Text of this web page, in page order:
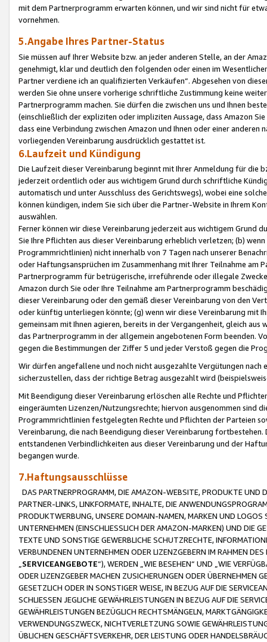
mit dem Partnerprogramm erwarten können, und wir sind nicht für
vornehmen.
5.Angabe Ihres Partner-Status
Sie müssen auf Ihrer Website bzw. an jeder anderen Stelle, an der
genehmigt, klar und deutlich den folgenden oder einen im
Partner verdiene ich an qualifizierten Verkäufen“. Abgesehen von
werden Sie ohne unsere vorherige schriftliche Zustimmung keine
Partnerprogramm machen. Sie dürfen die zwischen uns und Ihnen
(einschließlich der expliziten oder impliziten Aussage, dass Amazon
dass eine Verbindung zwischen Amazon und Ihnen oder einer
vorliegenden Vereinbarung ausdrücklich gestattet ist.
6.Laufzeit und Kündigung
Die Laufzeit dieser Vereinbarung beginnt mit Ihrer Anmeldung für die
jederzeit ordentlich oder aus wichtigem Grund durch schriftliche
automatisch und unter Ausschluss des Gerichtswegs), wobei eine
können kündigen, indem Sie sich über die Partner-Website in Ihrem
auswählen.
Ferner können wir diese Vereinbarung jederzeit aus wichtigem Grund
Sie Ihre Pflichten aus dieser Vereinbarung erheblich verletzen; (b)
Programmrichtlinien) nicht innerhalb von 7 Tagen nach unserer
oder Haftungsansprüchen im Zusammenhang mit Ihrer Teilnahme am
Partnerprogramm für betrügerische, irreführende oder illegale
Amazon durch Sie oder Ihre Teilnahme am Partnerprogramm
dieser Vereinbarung oder den gemäß dieser Vereinbarung von den
oder künftig unterliegen könnte; (g) wenn wir diese Vereinbarung mit
gemeinsam mit Ihnen agieren, bereits in der Vergangenheit, gleich
das Partnerprogramm in der allgemein angebotenen Form beenden.
gegen die Bestimmungen der Ziffer 5 und jeder Verstoß gegen die
Wir dürfen angefallene und noch nicht ausgezahlte Vergütungen
sicherzustellen, dass der richtige Betrag ausgezahlt wird
Mit Beendigung dieser Vereinbarung erlöschen alle Rechte und
eingeräumten Lizenzen/Nutzungsrechte; hiervon ausgenommen sind
Programmrichtlinien festgelegten Rechte und Pflichten der Parteien
Vereinbarung, die nach Beendigung dieser Vereinbarung
entstandenen Verbindlichkeiten aus dieser Vereinbarung und der
begangen wurde.
7.Haftungsausschlüsse
DAS PARTNERPROGRAMM, DIE AMAZON-WEBSITE, PRODUKTE UND
PARTNER-LINKS, LINKFORMATE, INHALTE, DIE
PRODUKTWERBUNG, UNSERE DOMAIN-NAMEN, MARKEN UND
UNTERNEHMEN (EINSCHLIESSLICH DER AMAZON-MARKEN) UND DIE
TEXTE UND SONSTIGE GEWERBLICHE SCHUTZRECHTE,
VERBUNDENEN UNTERNEHMEN ODER LIZENZGEBERN IM RAHMEN
SERVICEANGEBOTE“), WERDEN „WIE BESEHEN“ UND „WIE
ODER LIZENZGEBER MACHEN ZUSICHERUNGEN ODER ÜBERNEHMEN
GESETZLICH ODER IN SONSTIGER WEISE, IN BEZUG AUF DIE
SCHLIESSEN JEGLICHE GEWÄHRLEISTUNGEN IN BEZUG AUF DIE
GEWÄHRLEISTUNGEN BEZÜGLICH RECHTSMÄNGELN,
VERWENDUNGSZWECK, NICHTVERLETZUNG SOWIE
ÜBLICHEN GESCHÄFTSVERKEHR, DER LEISTUNG ODER